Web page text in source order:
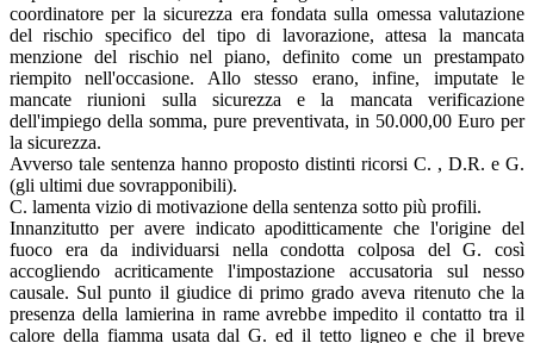
coordinatore per la sicurezza era fondata sulla omessa valutazione
del rischio specifico del tipo di lavorazione, attesa la mancata
menzione del rischio nel piano, definito come un prestampato
riempito nell'occasione. Allo stesso erano, infine, imputate le
mancate riunioni sulla sicurezza e la mancata verificazione
dell'impiego della somma, pure preventivata, in 50.000,00 Euro per
la sicurezza.
Avverso tale sentenza hanno proposto distinti ricorsi C. , D.R. e G.
(gli ultimi due sovrapponibili).
C. lamenta vizio di motivazione della sentenza sotto più profili.
Innanzitutto per avere indicato apoditticamente che l'origine del
fuoco era da individuarsi nella condotta colposa del G. così
accogliendo acriticamente l'impostazione accusatoria sul nesso
causale. Sul punto il giudice di primo grado aveva ritenuto che la
presenza della lamierina in rame avrebbe impedito il contatto tra il
calore della fiamma usata dal G. ed il tetto ligneo e che il breve